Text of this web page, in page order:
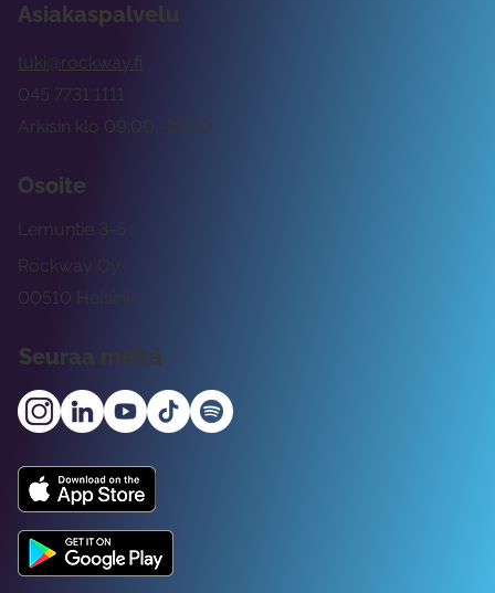
Asiakaspalvelu
tuki@rockway.fi
Arkisin klo 09:00 -15:00
045 7731 1111
Osoite
Rockway Oy
Lemuntie 3-5
00510 Helsinki
Seuraa meitä